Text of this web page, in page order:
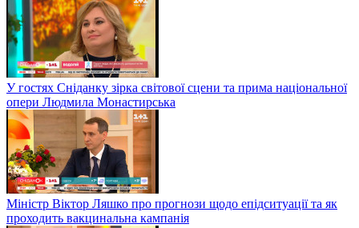
У гостях Сніданку зірка світової сцени та прима національної
опери Людмила Монастирська
Міністр Віктор Ляшко про прогнози щодо епідситуації та як
проходить вакцинальна кампанія